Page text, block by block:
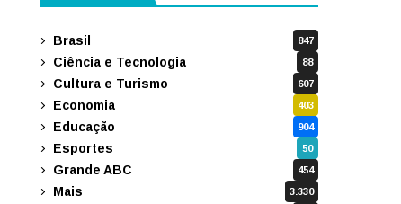
Brasil 847
Ciência e Tecnologia 88
Cultura e Turismo 607
Economia 403
Educação 904
Esportes 50
Grande ABC 454
Mais 3.330